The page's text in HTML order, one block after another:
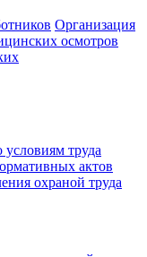
Организация
осмотров
условиям труда
актов
охраной труда